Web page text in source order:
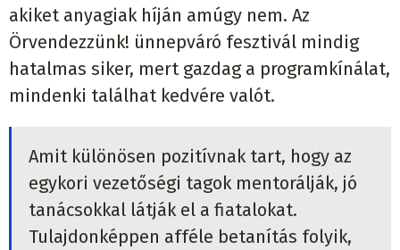
akiket anyagiak híján amúgy nem. Az
Örvendezzünk! ünnepváró fesztivál mindig
hatalmas siker, mert gazdag a programkínálat,
mindenki találhat kedvére valót.
Amit különösen pozitívnak tart, hogy az
egykori vezetőségi tagok mentorálják, jó
tanácsokkal látják el a fiatalokat.
Tulajdonképpen afféle betanítás folyik,